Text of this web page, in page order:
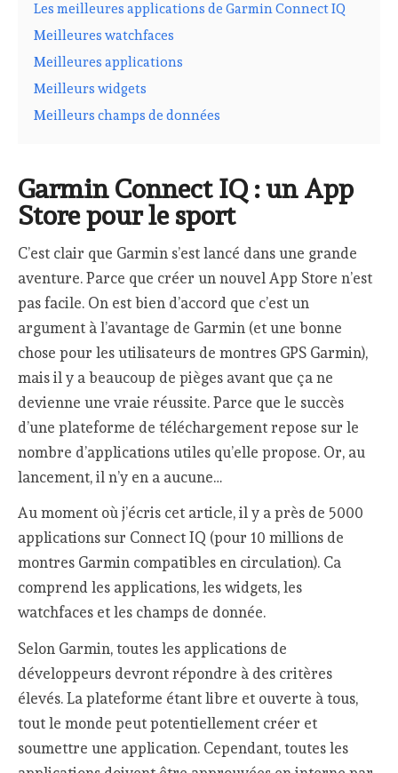
Les meilleures applications de Garmin Connect IQ
Meilleures watchfaces
Meilleures applications
Meilleurs widgets
Meilleurs champs de données
Garmin Connect IQ : un App
Store pour le sport
C’est clair que Garmin s’est lancé dans une grande
aventure. Parce que créer un nouvel App Store n’est
pas facile. On est bien d’accord que c’est un
argument à l’avantage de Garmin (et une bonne
chose pour les utilisateurs de montres GPS Garmin),
mais il y a beaucoup de pièges avant que ça ne
devienne une vraie réussite. Parce que le succès
d’une plateforme de téléchargement repose sur le
nombre d’applications utiles qu’elle propose. Or, au
lancement, il n’y en a aucune…
Au moment où j’écris cet article, il y a près de 5000
applications sur Connect IQ (pour 10 millions de
montres Garmin compatibles en circulation). Ca
comprend les applications, les widgets, les
watchfaces et les champs de donnée.
Selon Garmin, toutes les applications de
développeurs devront répondre à des critères
élevés. La plateforme étant libre et ouverte à tous,
tout le monde peut potentiellement créer et
soumettre une application. Cependant, toutes les